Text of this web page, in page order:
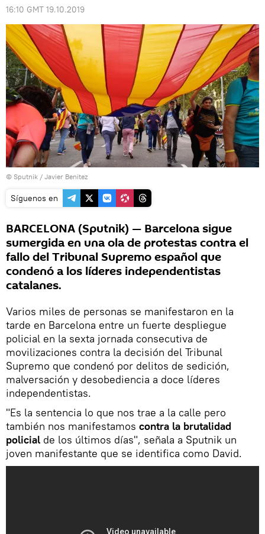
16:10 GMT 19.10.2019
© Sputnik / Javier Benitez
Síguenos en
BARCELONA (Sputnik) — Barcelona sigue
sumergida en una ola de protestas contra el
fallo del Tribunal Supremo español que
condenó a los líderes independentistas
catalanes.
Varios miles de personas se manifestaron en la
tarde en Barcelona entre un fuerte despliegue
policial en la sexta jornada consecutiva de
movilizaciones contra la decisión del Tribunal
Supremo que condenó por delitos de sedición,
malversación y desobediencia a doce líderes
independentistas.
"Es la sentencia lo que nos trae a la calle pero
también nos manifestamos contra la brutalidad
policial de los últimos días", señala a Sputnik un
joven manifestante que se identifica como David.